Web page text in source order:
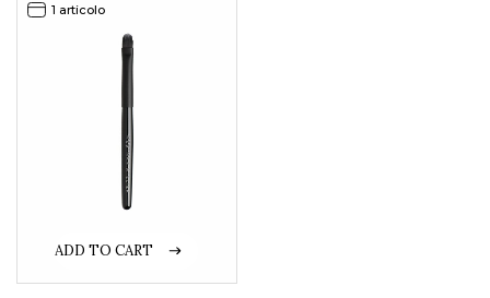
ADD TO CART
1 articolo